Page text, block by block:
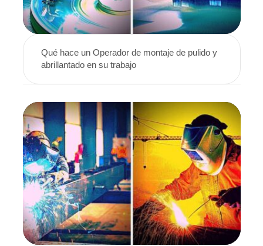
Qué hace un Operador de montaje de pulido y
abrillantado en su trabajo